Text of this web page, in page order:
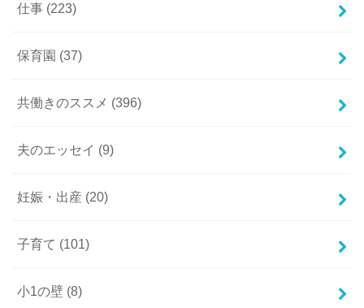
仕事 (223)
保育園 (37)
共働きのススメ (396)
夫のエッセイ (9)
妊娠・出産 (20)
子育て (101)
小1の壁 (8)